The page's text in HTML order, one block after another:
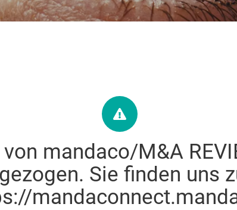
mandaco/M&A
Sie finden uns